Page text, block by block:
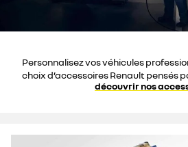
Personnalisez vos véhicules
choix d’accessoires Renault pensés
découvrir nos